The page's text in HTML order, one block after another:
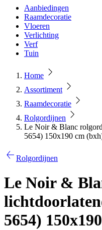
Aanbiedingen
Raamdecoratie
Vloeren
Verlichting
Verf
Tuin
Home
Assortiment
Raamdecoratie
Rolgordijnen
Le Noir & Blanc
5654) 150x190 cm
Rolgordijnen
Le Noir &
5654)